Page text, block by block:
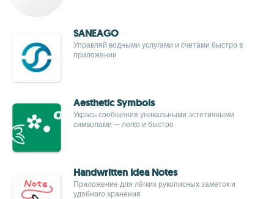
SANEAGO
Управляй водными услугами и счетами быстро в
приложении
Aesthetic Symbols
Укрась сообщения уникальными эстетичными
символами — легко и быстро
Handwritten Idea Notes
Приложение для лёгких рукописных заметок и
удобного хранения